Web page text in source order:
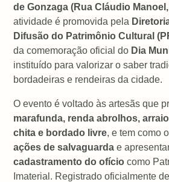
de Gonzaga (Rua Cláudio
atividade é promovida pela
Difusão do Patrimônio Cultural
da comemoração oficial do Dia
instituído para valorizar o saber
bordadeiras e rendeiras da cidade.
O evento é voltado às artesãs que
marafunda, renda abrolhos,
chita e bordado livre, e tem como
ações de salvaguarda e
cadastramento do ofício como
Imaterial. Registrado oficialmente